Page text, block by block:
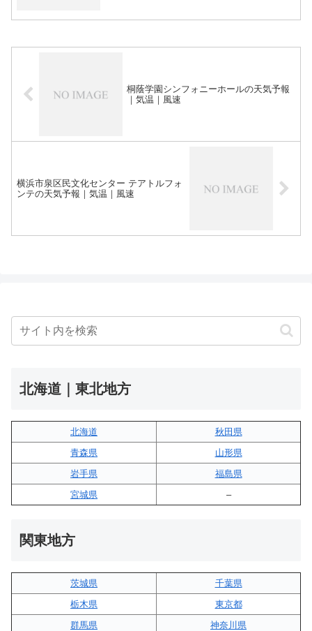
桐蔭学園シンフォニーホールの天気予報
｜気温｜風速
横浜市泉区民文化センター テアトルフォ
ンテの天気予報｜気温｜風速
北海道｜東北地方
北海道
秋田県
青森県
山形県
岩手県
福島県
宮城県
–
関東地方
茨城県
千葉県
栃木県
東京都
群馬県
神奈川県